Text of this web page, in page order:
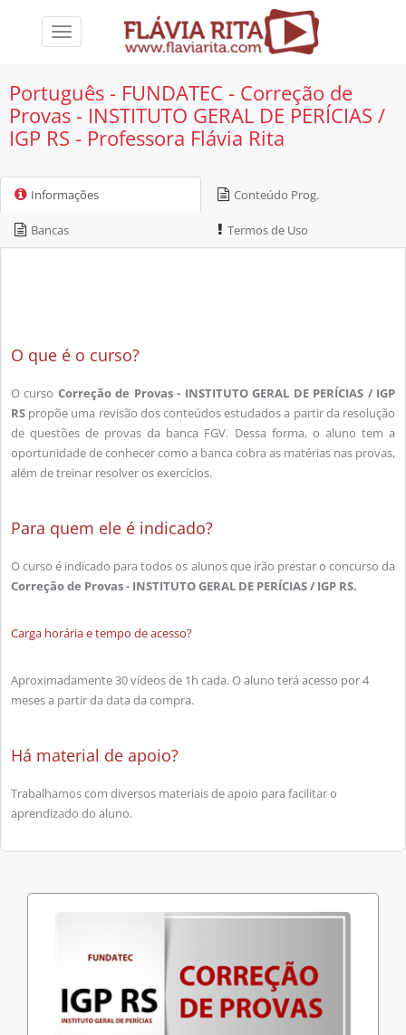
Toggle
Português - FUNDATEC - Correção de
Provas - INSTITUTO GERAL DE PERÍCIAS /
IGP RS - Professora Flávia Rita
Informações Conteúdo Prog.
Bancas Termos de Uso
O que é o curso?
O curso Correção de Provas - INSTITUTO GERAL DE PERÍCIAS / IGP
RS propõe uma revisão dos conteúdos estudados a partir da resolução
de questões de provas da banca FGV. Dessa forma, o aluno tem a
oportunidade de conhecer como a banca cobra as matérias nas provas,
além de treinar resolver os exercícios.
Para quem ele é indicado?
O curso é indicado para todos os alunos que irão prestar o concurso da
Correção de Provas - INSTITUTO GERAL DE PERÍCIAS / IGP RS.
Carga horária e tempo de acesso?
Aproximadamente 30 vídeos de 1h cada. O aluno terá acesso por 4
meses a partir da data da compra.
Há material de apoio?
Trabalhamos com diversos materiais de apoio para facilitar o
aprendizado do aluno.